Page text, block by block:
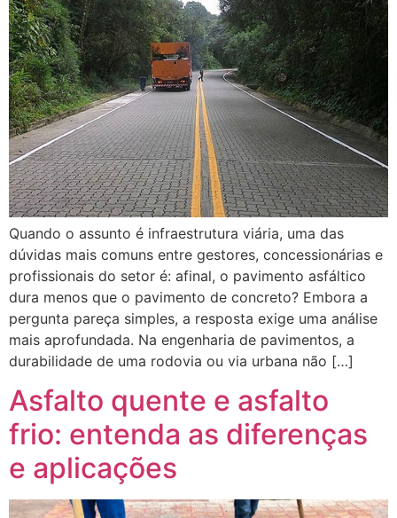
Quando o assunto é infraestrutura viária, uma das
dúvidas mais comuns entre gestores, concessionárias e
profissionais do setor é: afinal, o pavimento asfáltico
dura menos que o pavimento de concreto? Embora a
pergunta pareça simples, a resposta exige uma análise
mais aprofundada. Na engenharia de pavimentos, a
durabilidade de uma rodovia ou via urbana não […]
Asfalto quente e asfalto
frio: entenda as diferenças
e aplicações